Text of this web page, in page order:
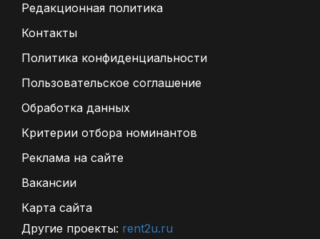
Редакционная политика
Контакты
Политика конфиденциальности
Пользовательское соглашение
Обработка данных
Критерии отбора номинантов
Реклама на сайте
Вакансии
Карта сайта
Другие проекты: rent2u.ru